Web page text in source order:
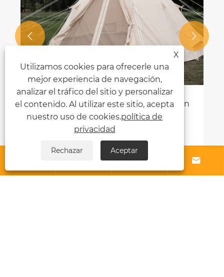
¿Cuál es el secreto para una instalación
de tienda piramidal a prueba de
tormentas?
Ver más >>
 
 
X
Utilizamos cookies para ofrecerle una
mejor experiencia de navegación,
analizar el tráfico del sitio y personalizar
el contenido. Al utilizar este sitio, acepta
nuestro uso de cookies.política de
privacidad
Rechazar Aceptar